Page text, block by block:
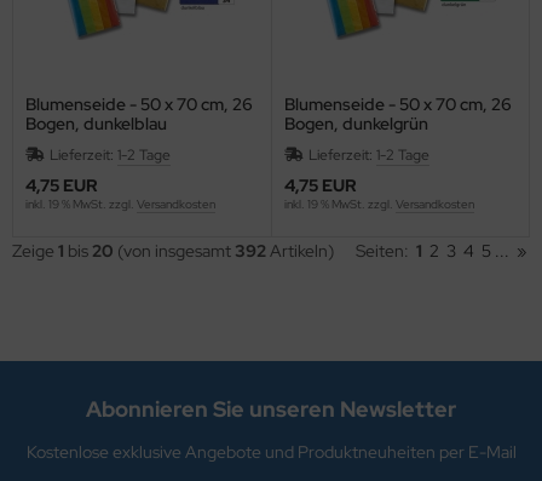
Blumenseide - 50 x 70 cm, 26
Bogen, dunkelblau
Lieferzeit: 1-2 Tage
4,75 EUR
inkl. 19 % MwSt. zzgl. Versandkosten
Blumenseide - 50 x 70 cm, 26
Bogen, dunkelgrün
Lieferzeit: 1-2 Tage
4,75 EUR
inkl. 19 % MwSt. zzgl. Versandkosten
Zeige 1 bis 20 (von insgesamt 392Artikeln) Seiten: 1 2 3 4 5 ... »
Abonnieren Sie unseren Newsletter
Kostenlose exklusive Angebote und Produktneuheiten per E-Mail